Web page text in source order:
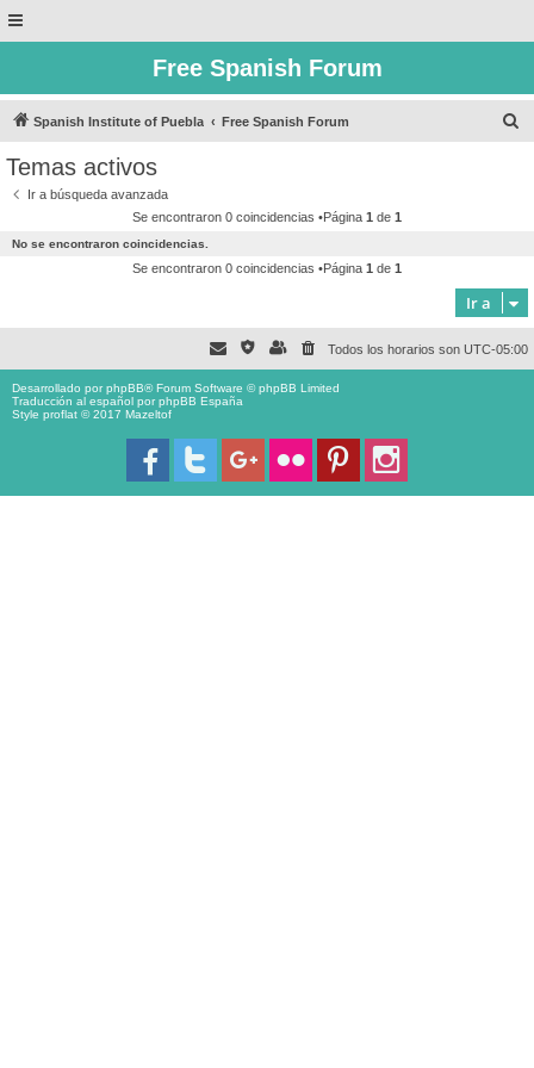
Free Spanish Forum
Spanish Institute of Puebla Free Spanish Forum
Temas activos
Ir a búsqueda avanzada
Se encontraron 0 coincidencias •Página 1 de 1
No se encontraron coincidencias.
Se encontraron 0 coincidencias •Página 1 de 1
Ir a
Todos los horarios son UTC-05:00
Desarrollado porphpBB® Forum Software © phpBB Limited
Traducción al español porphpBB España
Style proflat © 2017 Mazeltof